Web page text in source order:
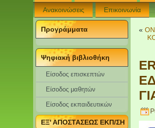
Ανακοινώσεις
Επικοινωνία
Προγράμματα
Ψηφιακή βιβλιοθήκη
Είσοδος επισκεπτών
Eίσοδος μαθητών
Είσοδος εκπαιδευτικών
ΕΞ' ΑΠΟΣΤΑΣΕΩΣ ΕΚΠ/ΣΗ
«